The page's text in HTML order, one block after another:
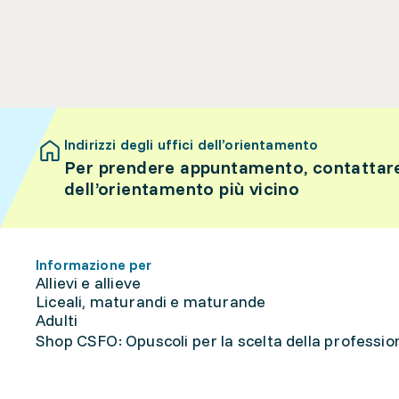
Indirizzi degli uffici dell’orientamento
Per prendere appuntamento,
dell’orientamento più vicino
Informazione per
Allievi e allieve
Liceali, maturandi e maturande
Adulti
Shop CSFO: Opuscoli per la scelta della